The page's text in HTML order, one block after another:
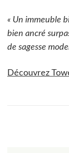
« Un immeuble
bien ancré
de sagesse
Découvrez